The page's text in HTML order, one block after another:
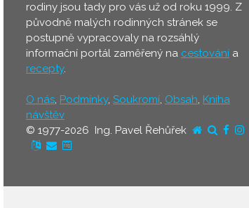
rodiny jsou tady pro vás už od roku 1999. Z
původně malých rodinných stránek se
postupně vypracovaly na rozsáhlý
informační portál zaměřený na cestování a
recepty.
O nás, Podmínky, Soukromí, Obsah, Kniha
návštěv
© 1977-2026 Ing. Pavel Řehůřek